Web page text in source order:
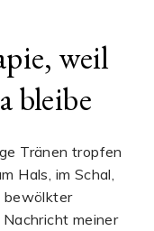
weil
bleibe
Tränen tropfen
Hals, im Schal,
bewölkter
meiner